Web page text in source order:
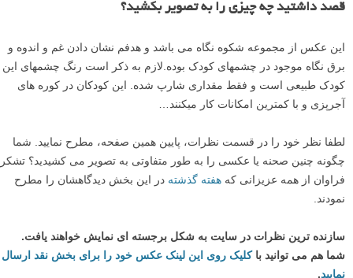
قصد داشتید چه چیزی را به تصویر بکشید؟
این عکس از مجموعه شکوه نگاه می باشد و هدفم نشان دادن غم و اندوه و
برق نگاه موجود در چشمهای کودک بوده.لازم به ذکر است رنگ چشمهای این
کودک طبیعی است و فقط مقداری شارپ شده. این کودکان در کوره های
آجرپزی و با کمترین امکانات کار میکنند…
لطفا نظر خود را در قسمت نظرات، پایین همین صفحه، مطرح نمایید. شما
چگونه چنین صحنه یا عکسی را به طور متفاوتی به تصویر می کشیدید؟ تشکر
فراوان از همه عزیزانی که هفته گذشته در این بخش دیدگاهشان را مطرح
نمودند.
سازنده ترین نظرات در سایت به شکل برجسته ای نمایش خواهند یافت.
شما هم می توانید باکلیک روی این لینک عکس خود را برای بخش نقد ارسال
نمایید.